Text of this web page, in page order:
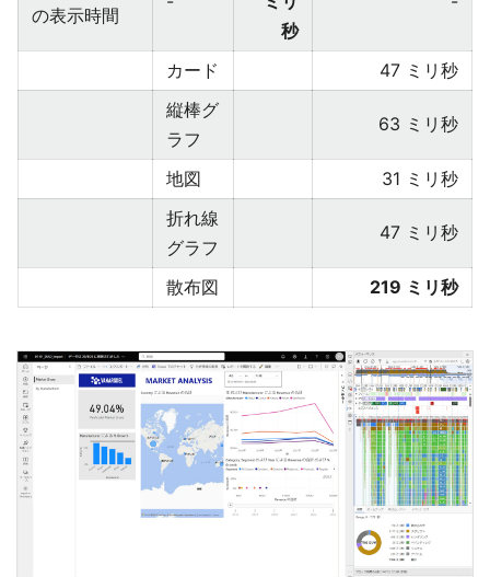
の表示時間
秒
カード
47 ミリ秒
縦棒グ
ラフ
63 ミリ秒
地図
31 ミリ秒
折れ線
グラフ
47 ミリ秒
散布図 219 ミリ秒